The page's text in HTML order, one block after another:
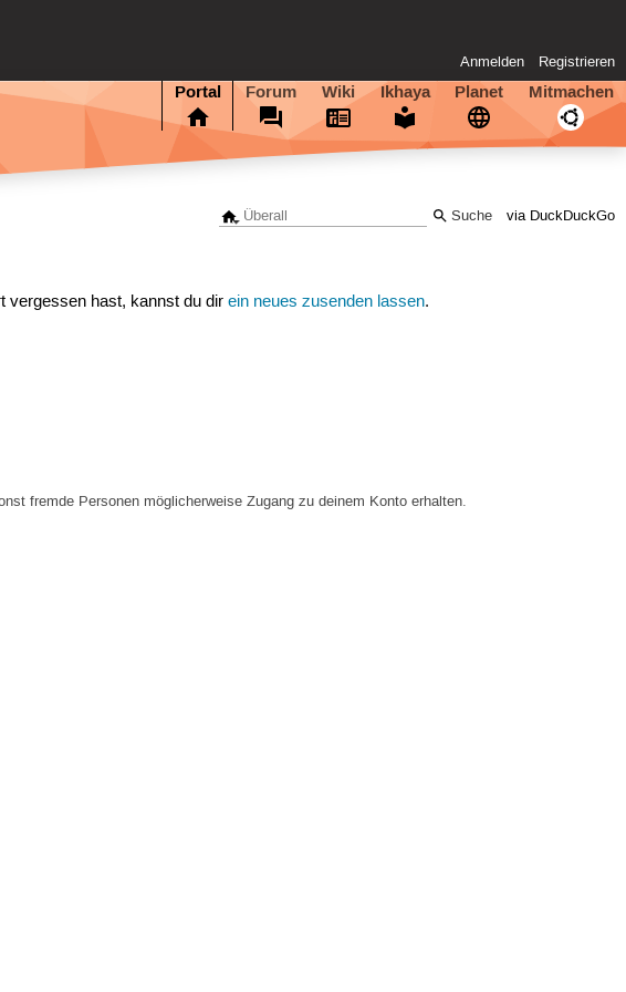
Anmelden Registrieren
Portal Forum Wiki Ikhaya Planet Mitmachen
via DuckDuckGo
vergessen hast, kannst du direin neues zusenden lassen.
fremde Personen möglicherweise Zugang zu deinem Konto erhalten.